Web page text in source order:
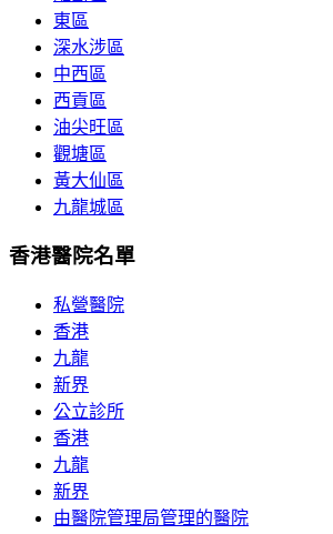
東區
深水涉區
中西區
西貢區
油尖旺區
觀塘區
黃大仙區
九龍城區
香港醫院名單
私營醫院
香港
九龍
新界
公立診所
香港
九龍
新界
由醫院管理局管理的醫院